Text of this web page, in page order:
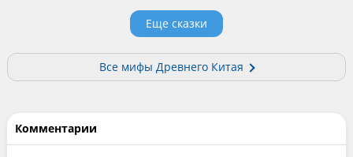
Еще сказки
Все мифы Древнего Китая
Комментарии